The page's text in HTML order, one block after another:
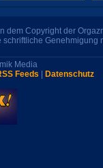
Copyright der
Genehmigung
Media
Feeds Datenschutz